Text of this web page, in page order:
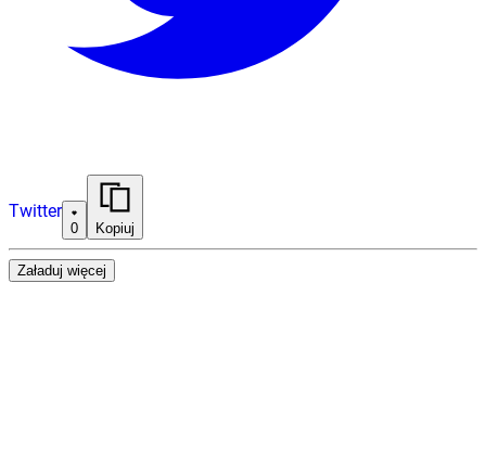
Twitter
0 Kopiuj
Załaduj więcej